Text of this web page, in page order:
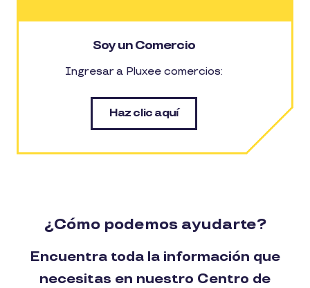
Soy un Comercio
Ingresar a Pluxee comercios:
Haz clic aquí
¿Cómo podemos ayudarte?
Encuentra toda la información que
necesitas en nuestro Centro de